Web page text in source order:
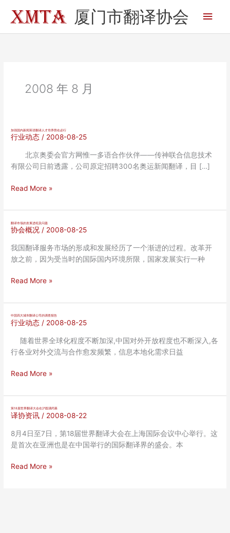
厦门市翻译协会
主
菜
2008 年 8 月
加强国内新闻英语翻译人才培养势在必行
行业动态 / 2008-08-25
北京奥委会官方网惟一多语合作伙伴——传神联合信息技术
有限公司日前透露，公司原定招聘300名奥运新闻翻译，目 […]
加
国
内
新
闻
英
翻
培
在
行
Read More »
翻译市场的发展进程及问题
协会概况 / 2008-08-25
我国翻译服务市场的形成和发展经历了一个渐进的过程。改革开
放之前，因为受当时的国际国内环境所限，国家发展实行一种
翻
市
场
的
展
程
Read More »
中国四大城市翻译公司的调查报告
行业动态 / 2008-08-25
随着世界全球化程度不断加深,中国对外开放程度也不断深入,各
行各业对外交流与合作愈发频繁，信息本地化需求日益
中
四
大
城
市
翻
公
Read More »
第18届世界翻译大会在沪圆满闭幕
译协资讯 / 2008-08-22
8月4日至7日，第18届世界翻译大会在上海国际会议中心举行。这
是首次在亚洲也是在中国举行的国际翻译界的盛会。本
第
Read More »